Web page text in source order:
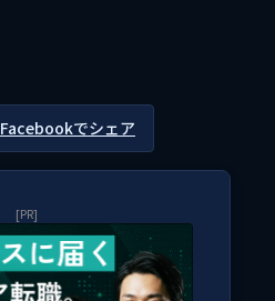
Facebookでシェア
[PR]